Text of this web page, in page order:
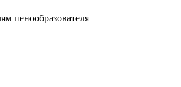
пенообразователя